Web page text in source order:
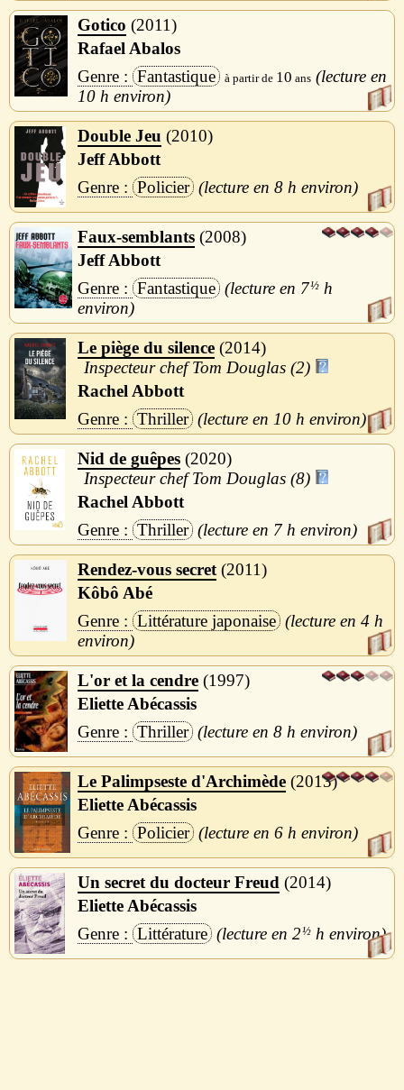
Gotico
2011
Rafael Abalos
Fantastique
10
10 h
Double Jeu
2010
Jeff Abbott
Policier
8 h
Faux-semblants 2008
Jeff Abbott
Fantastique
7½ h
Le piège du silence 2014
Inspecteur chef Tom Douglas (2)
Rachel Abbott
Thriller
10 h
Nid de guêpes 2020
Inspecteur chef Tom Douglas (8)
Rachel Abbott
Thriller
7 h
Rendez-vous secret 2011
Kôbô Abé
Littérature japonaise
4 h
L'or et la cendre 1997
Eliette Abécassis
Thriller
8 h
Le Palimpseste d'Archimède 2013
Eliette Abécassis
Policier
6 h
Un secret du docteur Freud
2014
Eliette Abécassis
Littérature
2½ h